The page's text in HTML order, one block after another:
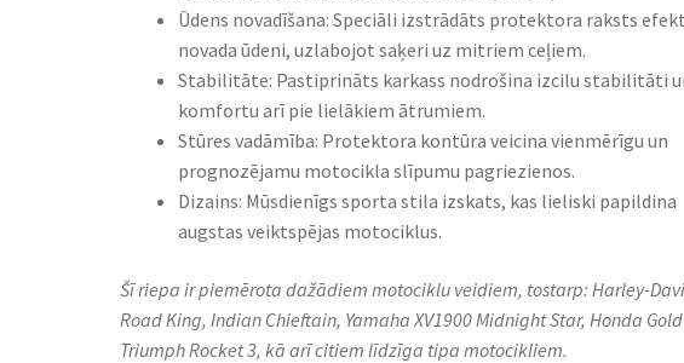
Ūdens novadīšana: Speciāli izstrādāts protektora raksts
novada ūdeni, uzlabojot saķeri uz mitriem ceļiem.​
Stabilitāte: Pastiprināts karkass nodrošina izcilu stabilitāti
komfortu arī pie lielākiem ātrumiem.​
Stūres vadāmība: Protektora kontūra veicina vienmērīgu un
prognozējamu motocikla slīpumu pagriezienos.​
Dizains: Mūsdienīgs sporta stila izskats, kas lieliski papildina
augstas veiktspējas motociklus.​
Šī riepa ir piemērota dažādiem motociklu veidiem, tostarp: Harley-
Road King, Indian Chieftain, Yamaha XV1900 Midnight Star, Honda
Triumph Rocket 3, kā arī citiem līdzīga tipa motocikliem.